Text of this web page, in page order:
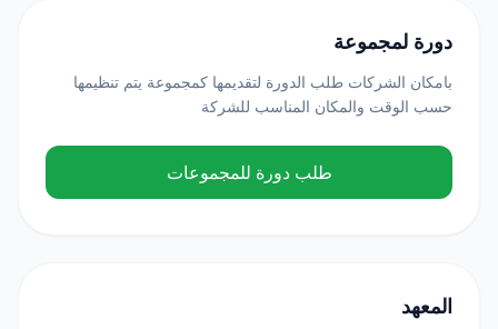
دورة لمجموعة
بامكان الشركات طلب الدورة لتقديمها كمجموعة يتم تنظيمها
حسب الوقت والمكان المناسب للشركة
طلب دورة للمجموعات
المعهد